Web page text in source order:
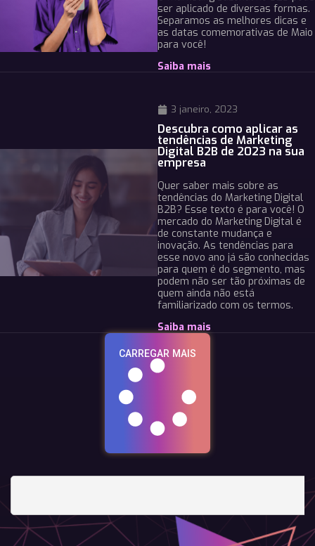
ser aplicado de diversas formas.
Separamos as melhores dicas e
as datas comemorativas de Maio
para você!
Saiba mais
3 janeiro, 2023
Descubra como aplicar as
tendências de Marketing
Digital B2B de 2023 na sua
empresa
Quer saber mais sobre as
tendências do Marketing Digital
B2B? Esse texto é para você! O
mercado do Marketing Digital é
de constante mudança e
inovação. As tendências para
esse novo ano já são conhecidas
para quem é do segmento, mas
podem não ser tão próximas de
quem ainda não está
familiarizado com os termos.
Saiba mais
CARREGAR MAIS